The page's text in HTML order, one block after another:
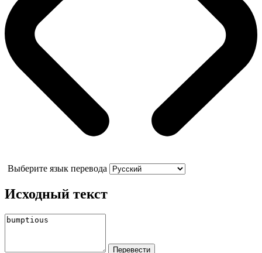
Выберите язык перевода
Исходный текст